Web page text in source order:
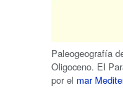
Paleogeografía
Oligoceno. El
por el mar